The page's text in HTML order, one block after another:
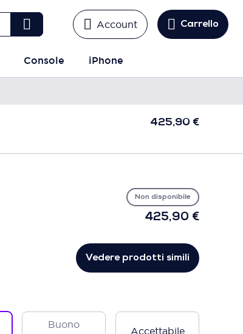
Account Carrello
Console iPhone
425,90 €
Non disponibile
425,90 €
Vedere prodotti simili
Buono
Accettabile